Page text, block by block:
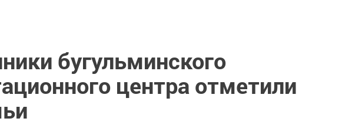
бугульминского
центра отметили